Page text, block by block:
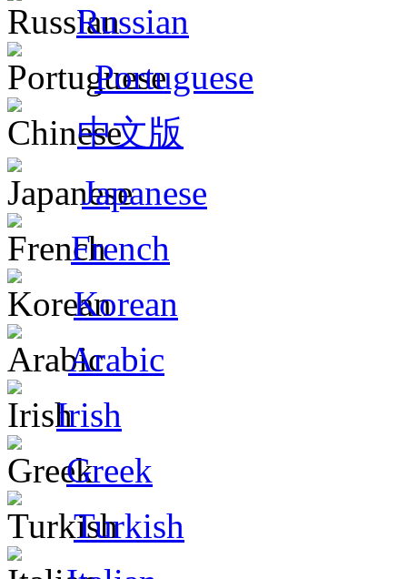
Russian
Portuguese
中文版
Japanese
French
Korean
Arabic
Irish
Greek
Turkish